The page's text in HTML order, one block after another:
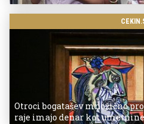
Otroci bogatašev množično
raje imajo denar kot umetnine